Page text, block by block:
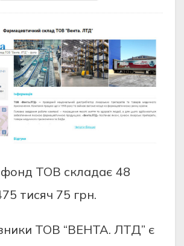
ТОВ складає 48
тисяч 75 грн.
ТОВ “ВЕНТА. ЛТД” є